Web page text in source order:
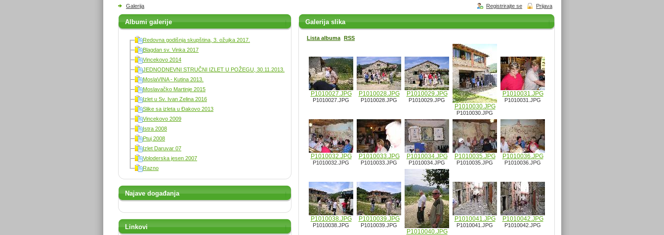
Galerija Prijava
Registrirajte se
Albumi galerije
Redovna godišnja skupština, 3. ožujka 2017.
Blagdan sv. Vinka 2017
Vincekovo 2014
JEDNODNEVNI STRUČNI IZLET U POŽEGU, 30.11.2013.
MoslaVINA - Kutina 2013.
Moslavačko Martinje 2015
Izlet u Sv. Ivan Zelina 2016
Slike sa izleta u Đakovo 2013
Vincekovo 2009
Istra 2008
Ptuj 2008
Izlet Daruvar 07
Voloderska jesen 2007
Razno
Najave događanja
Linkovi
Galerija slika
Lista albuma RSS
P1010027.JPG
P1010027.JPG
P1010028.JPG
P1010028.JPG
P1010029.JPG
P1010029.JPG
P1010030.JPG
P1010030.JPG
P1010031.JPG
P1010031.JPG
P1010032.JPG
P1010032.JPG
P1010033.JPG
P1010033.JPG
P1010034.JPG
P1010034.JPG
P1010035.JPG
P1010035.JPG
P1010036.JPG
P1010036.JPG
P1010038.JPG
P1010038.JPG
P1010039.JPG
P1010039.JPG
P1010040.JPG
P1010041.JPG
P1010041.JPG
P1010042.JPG
P1010042.JPG